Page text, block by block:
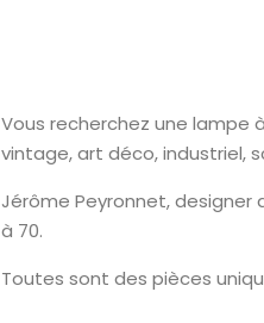
Vous recherchez une lampe
vintage, art déco, industriel,
Jérôme Peyronnet,
à 70.
Toutes sont des pièces